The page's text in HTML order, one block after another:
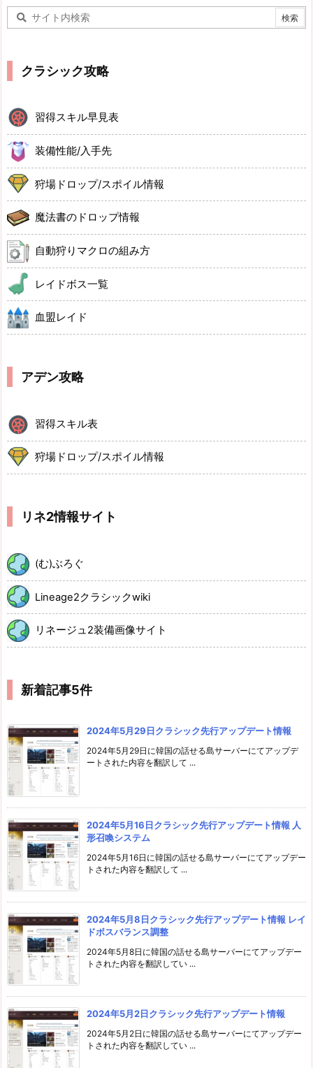
クラシック攻略
習得スキル早見表
装備性能/入手先
狩場ドロップ/スポイル情報
魔法書のドロップ情報
自動狩りマクロの組み方
レイドボス一覧
血盟レイド
アデン攻略
習得スキル表
狩場ドロップ/スポイル情報
リネ2情報サイト
(む)ぶろぐ
Lineage2クラシックwiki
リネージュ2装備画像サイト
新着記事5件
2024年5月29日クラシック先行アップデート情報
2024年5月29日に韓国の話せる島サーバーにてアップデ
ートされた内容を翻訳して ...
2024年5月16日クラシック先行アップデート情報 人
形召喚システム
2024年5月16日に韓国の話せる島サーバーにてアップデー
トされた内容を翻訳して ...
2024年5月8日クラシック先行アップデート情報 レイ
ドボスバランス調整
2024年5月8日に韓国の話せる島サーバーにてアップデー
トされた内容を翻訳してい ...
2024年5月2日クラシック先行アップデート情報
2024年5月2日に韓国の話せる島サーバーにてアップデー
トされた内容を翻訳してい ...